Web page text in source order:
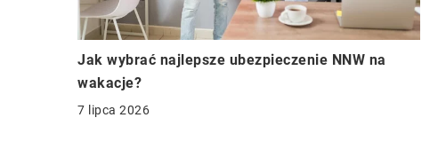
Jak wybrać najlepsze ubezpieczenie NNW na
wakacje?
7 lipca 2026